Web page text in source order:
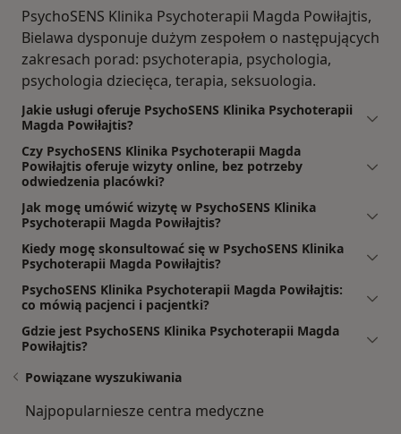
PsychoSENS Klinika Psychoterapii Magda Powiłajtis,
Bielawa dysponuje dużym zespołem o następujących
zakresach porad: psychoterapia, psychologia,
psychologia dziecięca, terapia, seksuologia.
Jakie usługi oferuje PsychoSENS Klinika Psychoterapii
Magda Powiłajtis?
Czy PsychoSENS Klinika Psychoterapii Magda
Powiłajtis oferuje wizyty online, bez potrzeby
odwiedzenia placówki?
Jak mogę umówić wizytę w PsychoSENS Klinika
Psychoterapii Magda Powiłajtis?
Kiedy mogę skonsultować się w PsychoSENS Klinika
Psychoterapii Magda Powiłajtis?
PsychoSENS Klinika Psychoterapii Magda Powiłajtis:
co mówią pacjenci i pacjentki?
Gdzie jest PsychoSENS Klinika Psychoterapii Magda
Powiłajtis?
Powiązane wyszukiwania
Najpopularniesze centra medyczne